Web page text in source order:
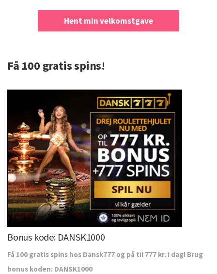
Hent min velkomstgave
Få 100 gratis spins!
Bonus kode: DANSK1000
Få 100 gratis spins hos Dansk777 og på til 777 kr. i dag! Brug
bonus koden: DANSK1000